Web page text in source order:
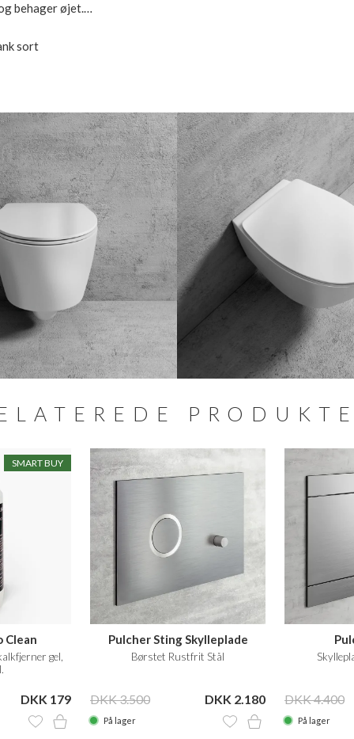
behager øjet.
sort
SMART BUY
Clean
gel,
DKK 179
Pulcher Sting Skylleplade
Børstet Rustfrit Stål
DKK 3.500 DKK 2.180
På lager
DKK 4.400
På lager